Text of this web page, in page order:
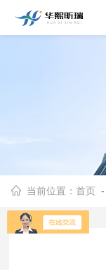
当前位置：首页 -